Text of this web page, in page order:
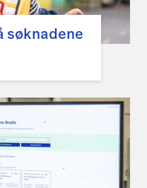
søknadene